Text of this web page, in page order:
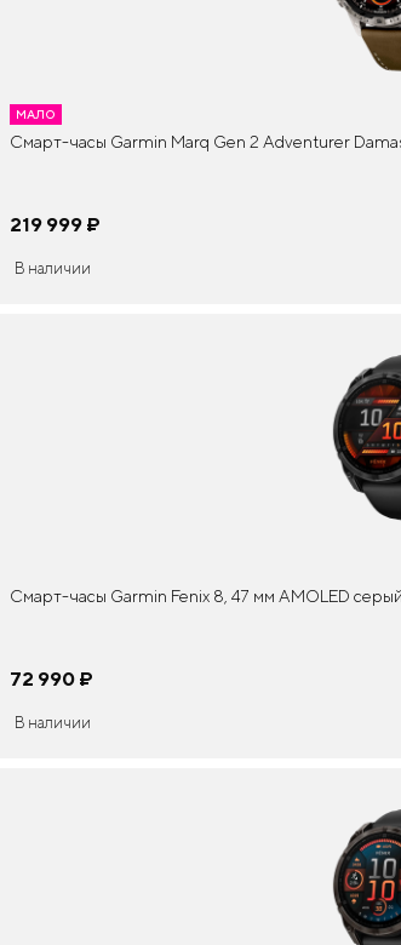
МАЛО
Смарт-часы Garmin Marq Gen 2 Adventurer
219 999 ¤
В наличии
Смарт-часы Garmin Fenix 8, 47 мм AMOLED
72 990 ¤
В наличии